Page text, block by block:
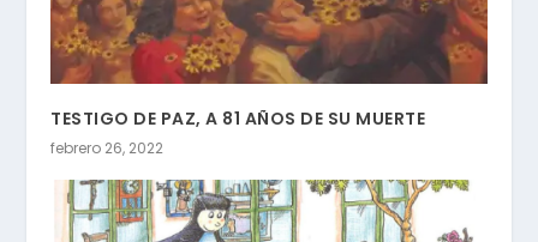
TESTIGO DE PAZ, A 81 AÑOS DE SU MUERTE
febrero 26, 2022